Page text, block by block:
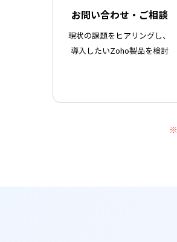
お問い合わせ・ご相談
現状の課題をヒアリングし、
導入したいZoho製品を検討
※